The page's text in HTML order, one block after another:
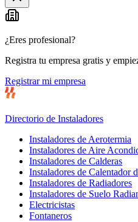
¿Eres profesional?
Registra tu empresa gratis y
Registrar mi empresa
Directorio de Instaladores
Instaladores de Aerotermia
Instaladores de Aire
Instaladores de Calderas
Instaladores de Calentador
Instaladores de Radiadores
Instaladores de Suelo
Electricistas
Fontaneros